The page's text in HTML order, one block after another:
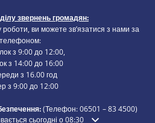
звернень громадян:
ви можете зв’язатися з нами за
телефоном:
з 9:00 до 12:00,
з 14:00 до 16:00
з 16.00 год
з 9:00 до 12:00
(Телефон:06501 – 834500)
додатковий час відкриття або
сьогодні о 08:30